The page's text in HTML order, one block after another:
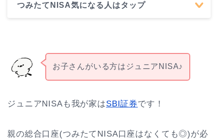
つみたてNISA気になる人はタップ
お子さんがいる方はジュニアNISA♪
ジュニアNISAも我が家はSBI証券です！
親の総合口座(つみたてNISA口座はなくても◎)が必